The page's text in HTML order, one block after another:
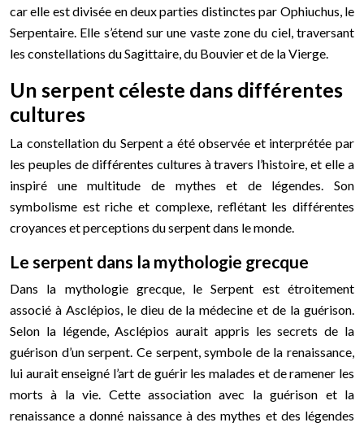
car elle est divisée en deux parties distinctes par Ophiuchus, le
Serpentaire. Elle s’étend sur une vaste zone du ciel, traversant
les constellations du Sagittaire, du Bouvier et de la Vierge.
Un serpent céleste dans différentes
cultures
La constellation du Serpent a été observée et interprétée par
les peuples de différentes cultures à travers l’histoire, et elle a
inspiré une multitude de mythes et de légendes. Son
symbolisme est riche et complexe, reflétant les différentes
croyances et perceptions du serpent dans le monde.
Le serpent dans la mythologie grecque
Dans la mythologie grecque, le Serpent est étroitement
associé à Asclépios, le dieu de la médecine et de la guérison.
Selon la légende, Asclépios aurait appris les secrets de la
guérison d’un serpent. Ce serpent, symbole de la renaissance,
lui aurait enseigné l’art de guérir les malades et de ramener les
morts à la vie. Cette association avec la guérison et la
renaissance a donné naissance à des mythes et des légendes